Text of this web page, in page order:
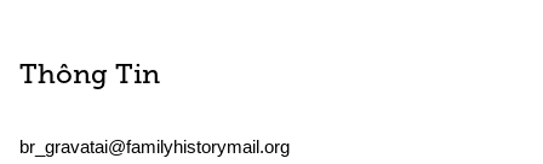
Thông Tin
br_gravatai@familyhistorymail.org